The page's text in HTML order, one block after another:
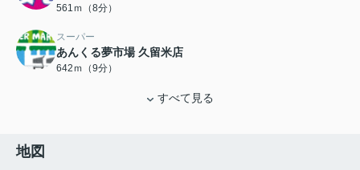
561ｍ（8分）
スーパー
あんくる夢市場 久留米店
642ｍ（9分）
すべて見る
地図